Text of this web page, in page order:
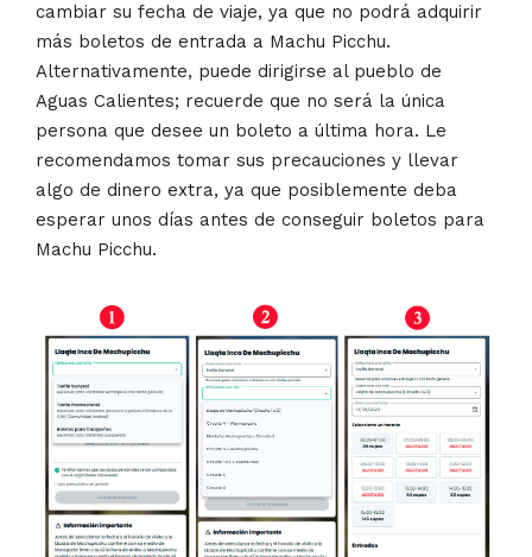
cambiar su fecha de viaje, ya que no podrá adquirir
más boletos de entrada a Machu Picchu.
Alternativamente, puede dirigirse al pueblo de
Aguas Calientes; recuerde que no será la única
persona que desee un boleto a última hora. Le
recomendamos tomar sus precauciones y llevar
algo de dinero extra, ya que posiblemente deba
esperar unos días antes de conseguir boletos para
Machu Picchu.